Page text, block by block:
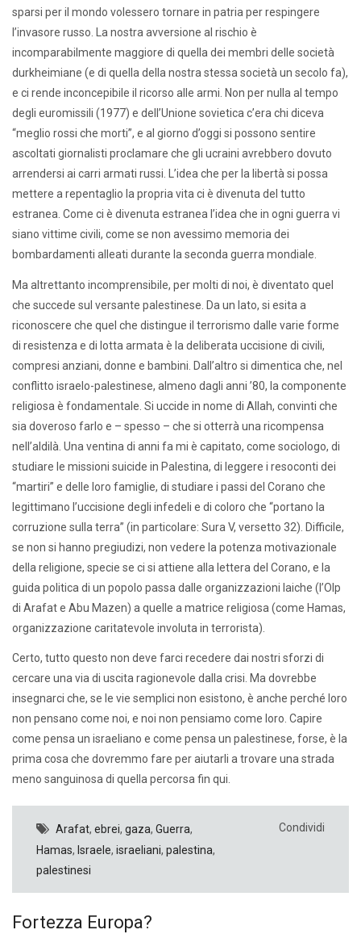
sparsi per il mondo volessero tornare in patria per respingere
l’invasore russo. La nostra avversione al rischio è
incomparabilmente maggiore di quella dei membri delle società
durkheimiane (e di quella della nostra stessa società un secolo fa),
e ci rende inconcepibile il ricorso alle armi. Non per nulla al tempo
degli euromissili (1977) e dell’Unione sovietica c’era chi diceva
“meglio rossi che morti”, e al giorno d’oggi si possono sentire
ascoltati giornalisti proclamare che gli ucraini avrebbero dovuto
arrendersi ai carri armati russi. L’idea che per la libertà si possa
mettere a repentaglio la propria vita ci è divenuta del tutto
estranea. Come ci è divenuta estranea l’idea che in ogni guerra vi
siano vittime civili, come se non avessimo memoria dei
bombardamenti alleati durante la seconda guerra mondiale.
Ma altrettanto incomprensibile, per molti di noi, è diventato quel
che succede sul versante palestinese. Da un lato, si esita a
riconoscere che quel che distingue il terrorismo dalle varie forme
di resistenza e di lotta armata è la deliberata uccisione di civili,
compresi anziani, donne e bambini. Dall’altro si dimentica che, nel
conflitto israelo-palestinese, almeno dagli anni ’80, la componente
religiosa è fondamentale. Si uccide in nome di Allah, convinti che
sia doveroso farlo e – spesso – che si otterrà una ricompensa
nell’aldilà. Una ventina di anni fa mi è capitato, come sociologo, di
studiare le missioni suicide in Palestina, di leggere i resoconti dei
“martiri” e delle loro famiglie, di studiare i passi del Corano che
legittimano l’uccisione degli infedeli e di coloro che “portano la
corruzione sulla terra” (in particolare: Sura V, versetto 32). Difficile,
se non si hanno pregiudizi, non vedere la potenza motivazionale
della religione, specie se ci si attiene alla lettera del Corano, e la
guida politica di un popolo passa dalle organizzazioni laiche (l’Olp
di Arafat e Abu Mazen) a quelle a matrice religiosa (come Hamas,
organizzazione caritatevole involuta in terrorista).
Certo, tutto questo non deve farci recedere dai nostri sforzi di
cercare una via di uscita ragionevole dalla crisi. Ma dovrebbe
insegnarci che, se le vie semplici non esistono, è anche perché loro
non pensano come noi, e noi non pensiamo come loro. Capire
come pensa un israeliano e come pensa un palestinese, forse, è la
prima cosa che dovremmo fare per aiutarli a trovare una strada
meno sanguinosa di quella percorsa fin qui.
Arafat, ebrei, gaza, Guerra,
Hamas, Israele, israeliani, palestina,
palestinesi
Condividi
Fortezza Europa?